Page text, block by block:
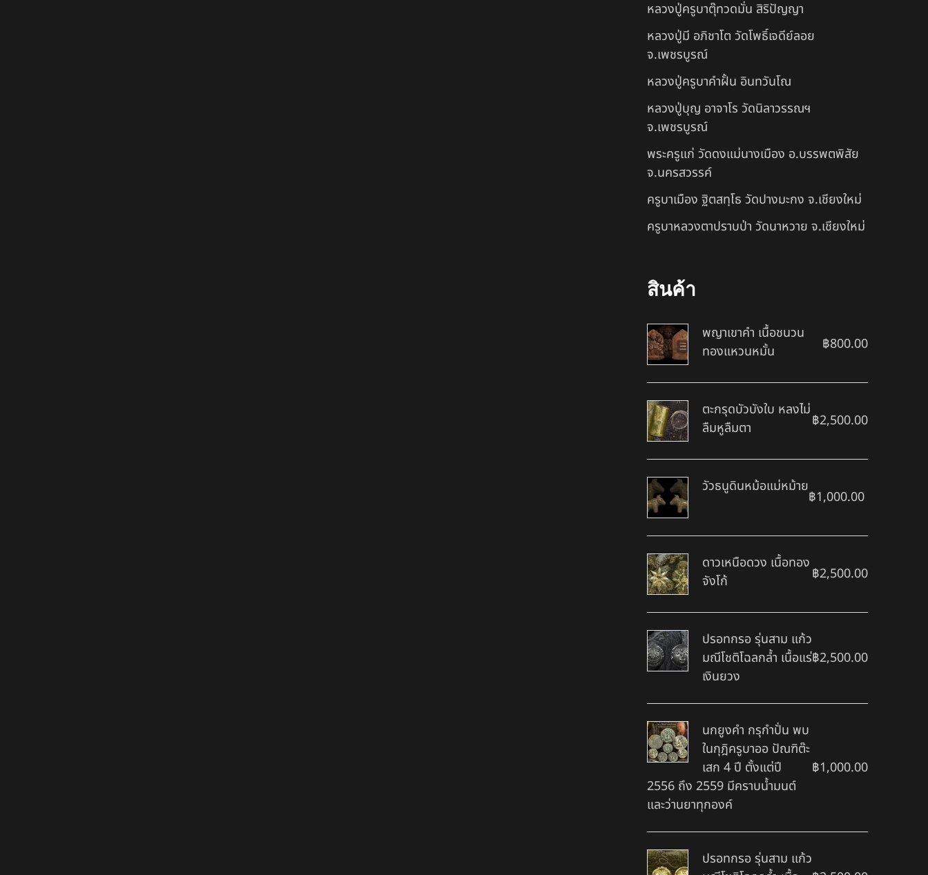
หลวงปู่ครูบาตุ๊ทวดมั่น สิริปัญญา
หลวงปู่มี อภิชาโต วัดโพธิ์เจดีย์ลอย
จ.เพชรบูรณ์
หลวงปู่ครูบาคำฝั้น อินทวันโณ
หลวงปู่บุญ อาจาโร วัดนิลาวรรณฯ
จ.เพชรบูรณ์
พระครูแก่ วัดดงแม่นางเมือง อ.บรรพตพิสัย
จ.นครสวรรค์
ครูบาเมือง ฐิตสทฺโธ วัดปางมะกง จ.เชียงใหม่
ครูบาหลวงตาปราบป่า วัดนาหวาย จ.เชียงใหม่
สินค้า
พญาเขาคำ เนื้อชนวน
ทองแหวนหมั้น
฿800.00
ตะกรุดบัวบังใบ หลงไม่
ลืมหูลืมตา
฿2,500.00
วัวธนูดินหม้อแม่หม้าย
฿1,000.00
ดาวเหนือดวง เนื้อทอง
จังโก้
฿2,500.00
ปรอทกรอ รุ่นสาม แก้ว
มณีโชติโฉลกล้ำ เนื้อแร่
เงินยวง
฿2,500.00
นกยูงคำ กรุกำปั่น พบ
ในกุฎิครูบาออ ปัณฑิต๊ะ
เสก 4 ปี ตั้งแต่ปี
2556 ถึง 2559 มีคราบน้ำมนต์
และว่านยาทุกองค์
฿1,000.00
ปรอทกรอ รุ่นสาม แก้ว